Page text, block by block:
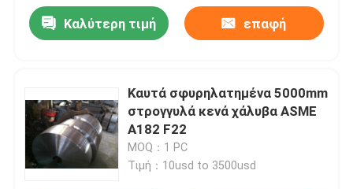
Καλύτερη τιμή επαφή
Καυτά σφυρηλατημένα 5000mm
στρογγυλά κενά χάλυβα ASME
A182 F22
MOQ：1 PC
Τιμή：10usd to 3500usd